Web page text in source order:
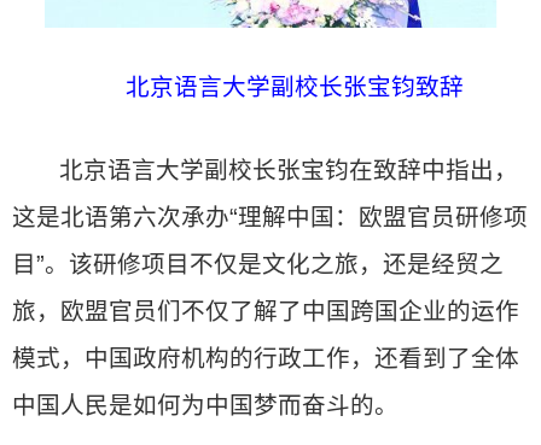
北京语言大学副校长张宝钧致辞
北京语言大学副校长张宝钧在致辞中指出，
这是北语第六次承办“理解中国：欧盟官员研修项
目”。该研修项目不仅是文化之旅，还是经贸之
旅，欧盟官员们不仅了解了中国跨国企业的运作
模式，中国政府机构的行政工作，还看到了全体
中国人民是如何为中国梦而奋斗的。